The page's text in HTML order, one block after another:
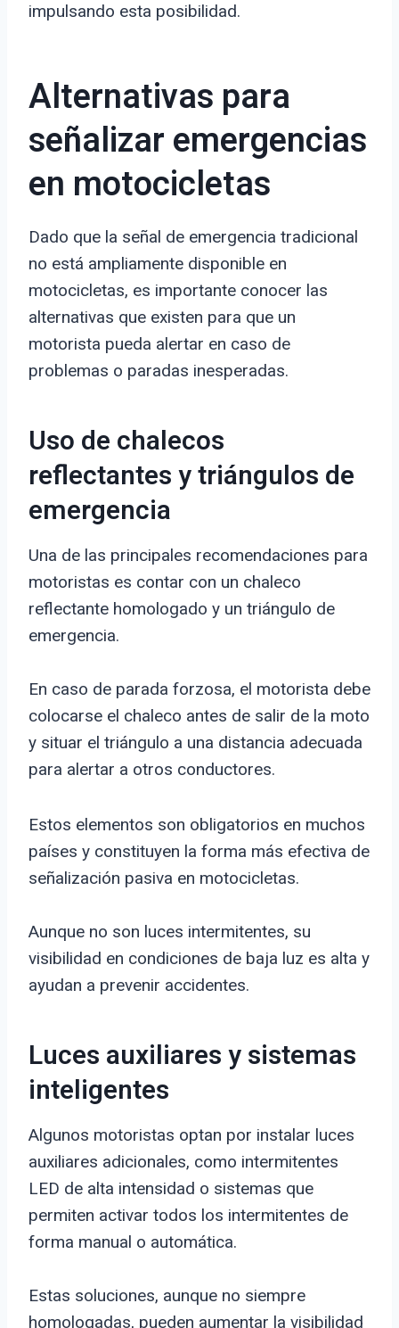
impulsando esta posibilidad.
Alternativas para
señalizar emergencias
en motocicletas
Dado que la señal de emergencia tradicional
no está ampliamente disponible en
motocicletas, es importante conocer las
alternativas que existen para que un
motorista pueda alertar en caso de
problemas o paradas inesperadas.
Uso de chalecos
reflectantes y triángulos de
emergencia
Una de las principales recomendaciones para
motoristas es contar con un chaleco
reflectante homologado y un triángulo de
emergencia.
En caso de parada forzosa, el motorista debe
colocarse el chaleco antes de salir de la moto
y situar el triángulo a una distancia adecuada
para alertar a otros conductores.
Estos elementos son obligatorios en muchos
países y constituyen la forma más efectiva de
señalización pasiva en motocicletas.
Aunque no son luces intermitentes, su
visibilidad en condiciones de baja luz es alta y
ayudan a prevenir accidentes.
Luces auxiliares y sistemas
inteligentes
Algunos motoristas optan por instalar luces
auxiliares adicionales, como intermitentes
LED de alta intensidad o sistemas que
permiten activar todos los intermitentes de
forma manual o automática.
Estas soluciones, aunque no siempre
homologadas, pueden aumentar la visibilidad